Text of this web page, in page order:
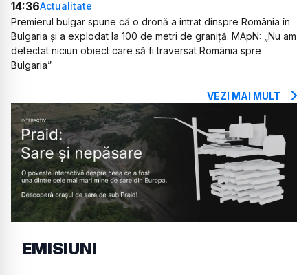
14:36Actualitate
Premierul bulgar spune că o dronă a intrat dinspre România în
Bulgaria și a explodat la 100 de metri de graniță. MApN: „Nu am
detectat niciun obiect care să fi traversat România spre
Bulgaria”
VEZI MAI MULT
EMISIUNI